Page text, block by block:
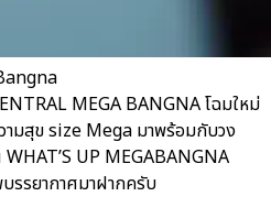
MEGA BANGNA โฉมใหม่
มสุข size Mega มาพร้อมกับวง
UP MEGABANGNA
บรรยากาศมาฝากครับ